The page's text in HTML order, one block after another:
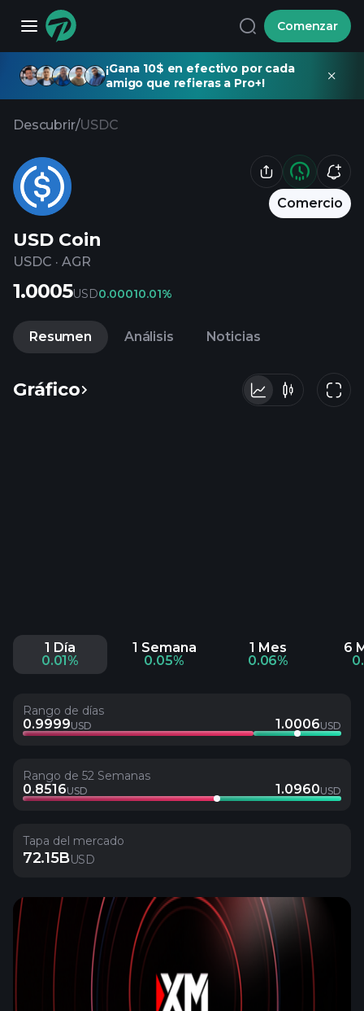
Comenzar
¡Gana 10$ en efectivo por cada
amigo que refieras a Pro+!
Descubrir/USDC
Comercio
USD Coin
USDC · AGR
1.0005USD0.00010.01%
Resumen Análisis Noticias
Gráfico
1 Día
0.01%
1 Semana
0.05%
1 Mes
0.06%
6
Rango de días
0.9999USD 1.0006USD
Rango de 52 Semanas
0.8516USD 1.0960USD
Tapa del mercado
72.15BUSD